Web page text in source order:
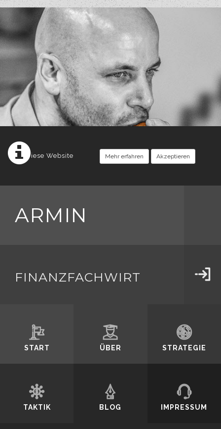
ARMIN
SCHMIDT
FINANZFACHWIRT
START ÜBER STRATEGIE
TAKTIK BLOG IMPRESSUM
Diese Website
setzt Cookies ein.
Durch weiteres
Surfen erklären
Sie sich mit der
Mehr erfahren Akzeptieren